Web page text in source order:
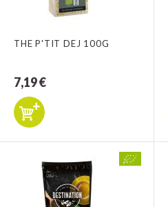
THE P'TIT DEJ 100G
7,19 €